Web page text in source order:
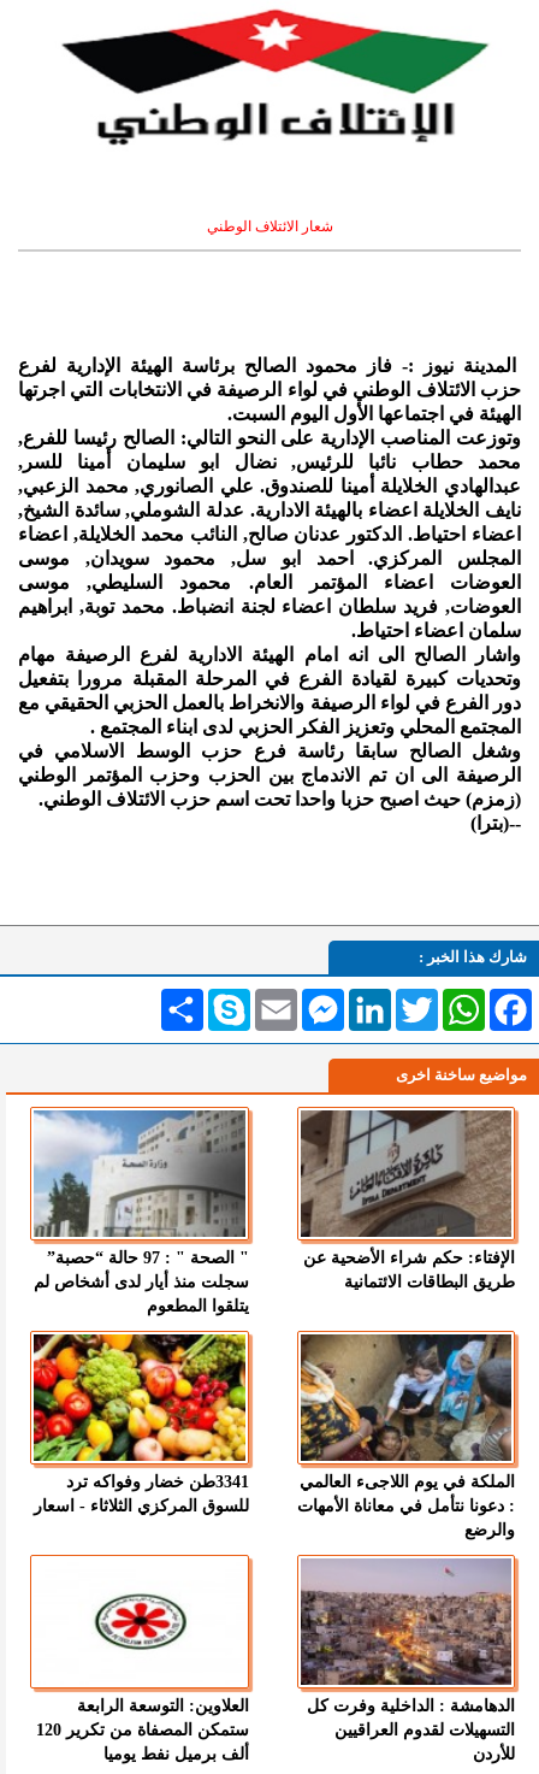
شعار الائتلاف الوطني
المدينة نيوز :- فاز محمود الصالح برئاسة الهيئة الإدارية لفرع
حزب الائتلاف الوطني في لواء الرصيفة في الانتخابات التي اجرتها
الهيئة في اجتماعها الأول اليوم السبت.
وتوزعت المناصب الإدارية على النحو التالي: الصالح رئيسا للفرع,
محمد حطاب نائبا للرئيس, نضال ابو سليمان أمينا للسر,
عبدالهادي الخلايلة أمينا للصندوق. علي الصانوري, محمد الزعبي,
نايف الخلايلة اعضاء بالهيئة الادارية. عدلة الشوملي, سائدة الشيخ,
اعضاء احتياط. الدكتور عدنان صالح, النائب محمد الخلايلة, اعضاء
المجلس المركزي. احمد ابو سل, محمود سويدان, موسى
العوضات اعضاء المؤتمر العام. محمود السليطي, موسى
العوضات, فريد سلطان اعضاء لجنة انضباط. محمد توبة, ابراهيم
سلمان اعضاء احتياط.
واشار الصالح الى انه امام الهيئة الادارية لفرع الرصيفة مهام
وتحديات كبيرة لقيادة الفرع في المرحلة المقبلة مرورا بتفعيل
دور الفرع في لواء الرصيفة والانخراط بالعمل الحزبي الحقيقي مع
المجتمع المحلي وتعزيز الفكر الحزبي لدى ابناء المجتمع .
وشغل الصالح سابقا رئاسة فرع حزب الوسط الاسلامي في
الرصيفة الى ان تم الاندماج بين الحزب وحزب المؤتمر الوطني
(زمزم) حيث اصبح حزبا واحدا تحت اسم حزب الائتلاف الوطني.
--(بترا)
شارك هذا الخبر :
انشر Skype Email
MessengerLinkedInTwitterWhatsAppFacebook
مواضيع ساخنة اخرى
الإفتاء: حكم شراء الأضحية عن
طريق البطاقات الائتمانية
" الصحة " : 97 حالة “حصبة”
سجلت منذ أيار لدى أشخاص لم
يتلقوا المطعوم
الملكة في يوم اللاجىء العالمي
: دعونا نتأمل في معاناة الأمهات
والرضع
3341طن خضار وفواكه ترد
للسوق المركزي الثلاثاء - اسعار
الدهامشة : الداخلية وفرت كل
التسهيلات لقدوم العراقيين
للأردن
العلاوين: التوسعة الرابعة
ستمكن المصفاة من تكرير 120
ألف برميل نفط يوميا